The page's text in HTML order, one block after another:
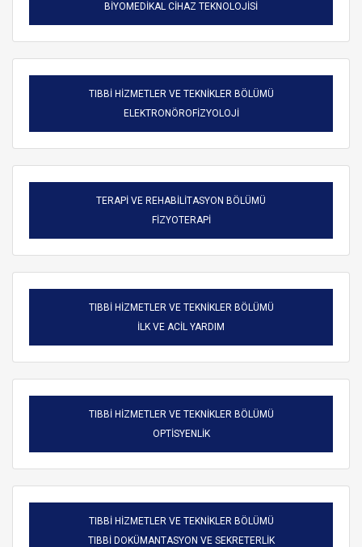
BİYOMEDİKAL CİHAZ TEKNOLOJİSİ
TIBBİ HİZMETLER VE TEKNİKLER BÖLÜMÜ
ELEKTRONÖROFİZYOLOJİ
TERAPİ VE REHABİLİTASYON BÖLÜMÜ
FİZYOTERAPİ
TIBBİ HİZMETLER VE TEKNİKLER BÖLÜMÜ
İLK VE ACİL YARDIM
TIBBİ HİZMETLER VE TEKNİKLER BÖLÜMÜ
OPTİSYENLİK
TIBBİ HİZMETLER VE TEKNİKLER BÖLÜMÜ
TIBBİ DOKÜMANTASYON VE SEKRETERLİK